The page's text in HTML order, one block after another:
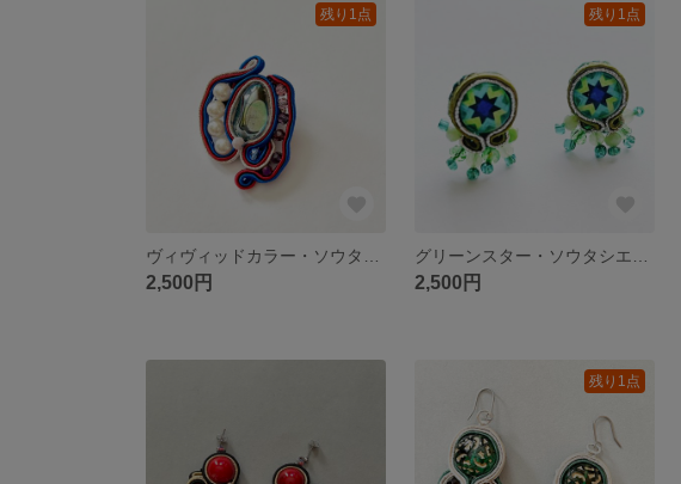
残り1点
2,500円
残り1点
2,500円
残り1点